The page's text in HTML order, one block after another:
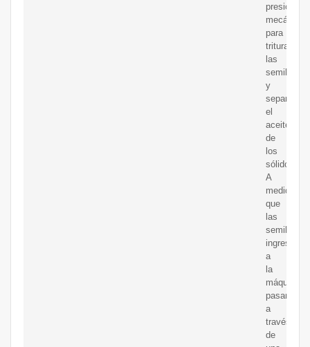
presión
mecánica
para
triturar
las
semillas
y
separar
el
aceite
de
los
sólidos.
A
medida
que
las
semillas
ingresan
a
la
máquina,
pasan
a
través
de